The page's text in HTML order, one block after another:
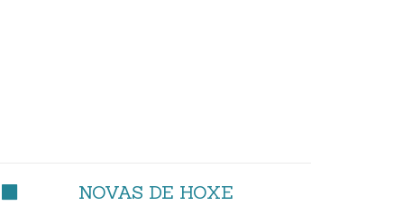
NOVAS DE HOXE